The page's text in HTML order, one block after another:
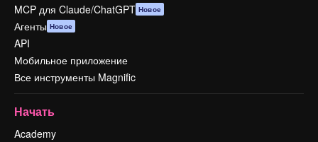
MCP для Claude/ChatGPT Новое
Агенты Новое
API
Мобильное приложение
Все инструменты Magnific
Начать
Academy